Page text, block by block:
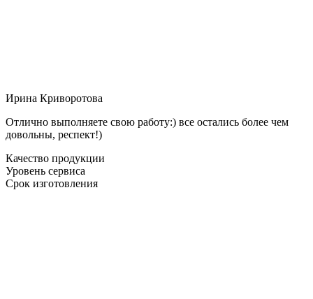
Ирина Криворотова
Отлично выполняете свою работу:) все остались более чем
довольны, респект!)
Качество продукции
Уровень сервиса
Срок изготовления